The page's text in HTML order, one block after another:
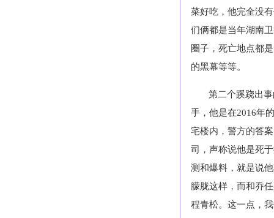
菜好吃，他完全没
们俩都是当年湖南
圈子，死亡地点都
的黑幕等等。
第二个蹊跷出
手，他是在2016年的
宅楼内，警方的答
司，声称说他是死
测和爆料，就是说
朦胧这样，而和乔
程青松。这一点，